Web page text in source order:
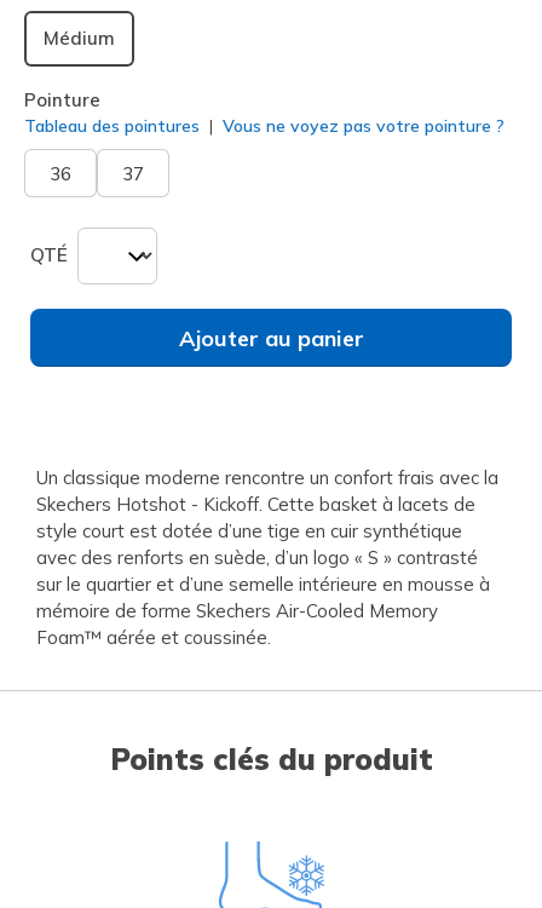
Médium
Pointure
Tableau des pointures Vous ne voyez pas votre pointure ?
36 37
QTÉ
Ajouter au panier
Un classique moderne rencontre un confort frais avec la
Skechers Hotshot - Kickoff. Cette basket à lacets de
style court est dotée d’une tige en cuir synthétique
avec des renforts en suède, d’un logo « S » contrasté
sur le quartier et d’une semelle intérieure en mousse à
mémoire de forme Skechers Air-Cooled Memory
Foam™ aérée et coussinée.
Points clés du produit